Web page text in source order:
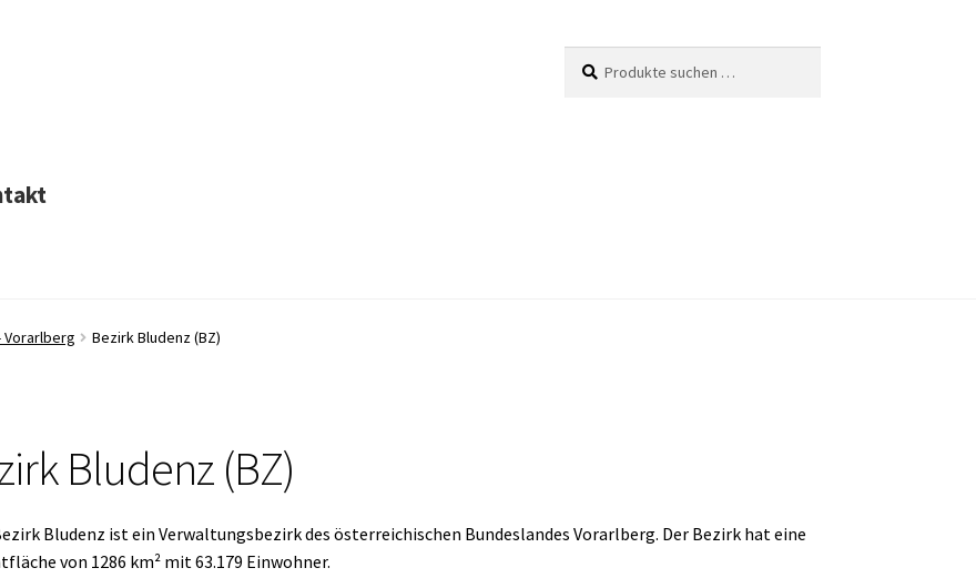
nach:
Vorarlberg Bezirk Bludenz (BZ)
Bludenz (BZ)
Bludenz ist ein Verwaltungsbezirk des österreichischen Bundeslandes Vorarlberg. Der Bezirk hat eine
von 1286 km² mit 63.179 Einwohner.